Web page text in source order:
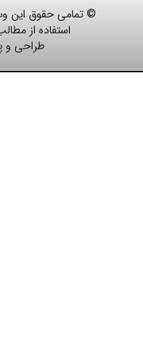
© تمامی حقوق این
استفاده از
طراحی و